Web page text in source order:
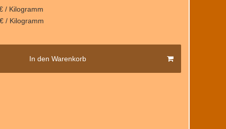
/ Kilogramm
/ Kilogramm
In den Warenkorb